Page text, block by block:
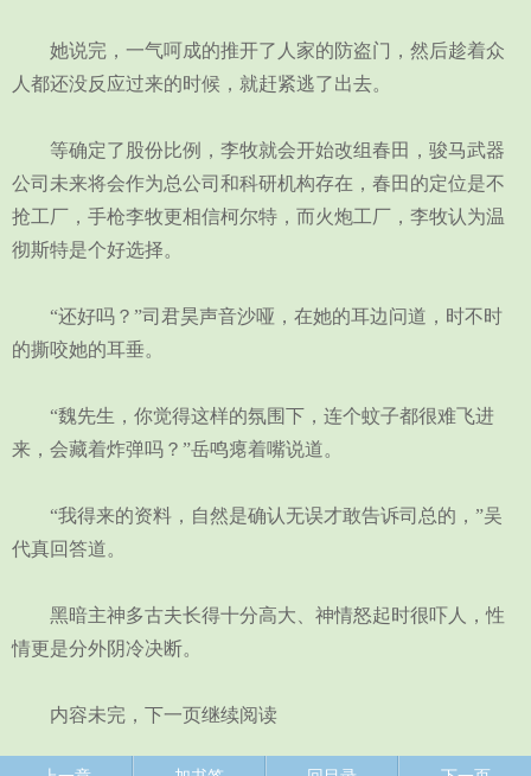
她说完，一气呵成的推开了人家的防盗门，然后趁着众
人都还没反应过来的时候，就赶紧逃了出去。
等确定了股份比例，李牧就会开始改组春田，骏马武器
公司未来将会作为总公司和科研机构存在，春田的定位是不
抢工厂，手枪李牧更相信柯尔特，而火炮工厂，李牧认为温
彻斯特是个好选择。
“还好吗？”司君昊声音沙哑，在她的耳边问道，时不时
的撕咬她的耳垂。
“魏先生，你觉得这样的氛围下，连个蚊子都很难飞进
来，会藏着炸弹吗？”岳鸣瘪着嘴说道。
“我得来的资料，自然是确认无误才敢告诉司总的，”吴
代真回答道。
黑暗主神多古夫长得十分高大、神情怒起时很吓人，性
情更是分外阴冷决断。
内容未完，下一页继续阅读